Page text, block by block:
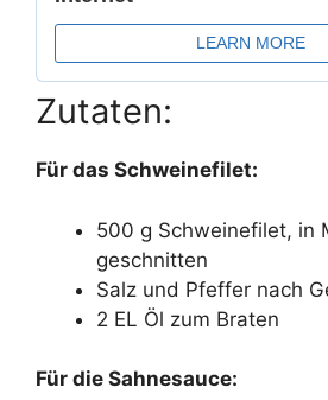
Zutaten:
Für das Schweinefilet:
500 g Schweinefilet, in
geschnitten
Salz und Pfeffer nach
2 EL Öl zum Braten
Für die Sahnesauce: